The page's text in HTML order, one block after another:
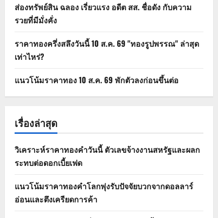
ส่องทรัพย์สิน ฉลอง เรี่ยวแรง อดีต สส. ชื่อดัง กับความ
รวยที่มีมั่งคั่ง
ราคาทองครึ่งสลึงวันนี้ 10 ส.ค. 69 "ทองรูปพรรณ" ล่าสุด
เท่าไหร่?
แนวโน้มราคาทอง 10 ส.ค. 69 พักตัวลงก่อนขึ้นต่อ
เรื่องล่าสุด
วิเคราะห์ราคาทองคำวันนี้ ตัวเลขจ้างงานสหรัฐและผลก
ระทบต่อดอกเบี้ยเฟด
แนวโน้มราคาทองคำโลกพุ่งรับปัจจัยบวกจากดอลลาร์
อ่อนและตึงเครียดการค้า